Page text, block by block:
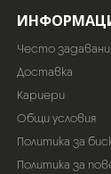
Често
Доставка
Кариери
Общи условия
Политика за
Политика за